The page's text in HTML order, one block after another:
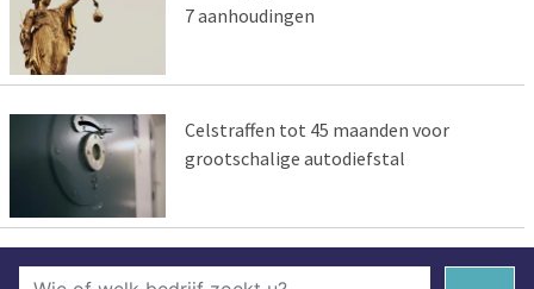
7 aanhoudingen
Celstraffen tot 45 maanden voor
grootschalige autodiefstal